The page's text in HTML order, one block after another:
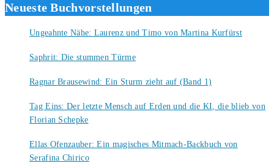
Neueste Buchvorstellungen
Ungeahnte Nähe: Laurenz und Timo von Martina Kurfürst
Saphrit: Die stummen Türme
Ragnar Brausewind: Ein Sturm zieht auf (Band 1)
Tag Eins: Der letzte Mensch auf Erden und die KI, die blieb von
Florian Schepke
Ellas Ofenzauber: Ein magisches Mitmach-Backbuch von
Serafina Chirico